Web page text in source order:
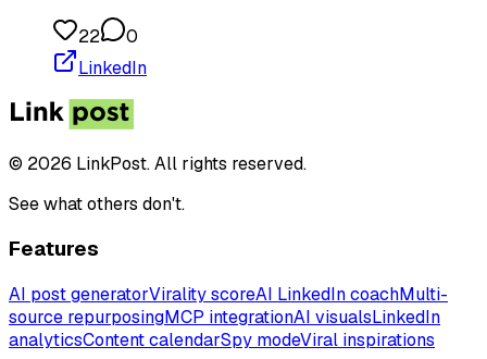
22
0
LinkedIn
© 2026 LinkPost. All rights reserved.
See what others don't.
Features
AI post generatorVirality scoreAI LinkedIn coachMulti-
source repurposingMCP integrationAI visualsLinkedIn
analyticsContent calendarSpy modeViral inspirations